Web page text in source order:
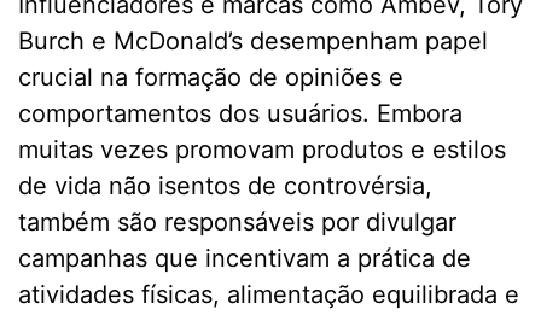
Burch e McDonald’s desempenham papel
crucial na formação de opiniões e
comportamentos dos usuários. Embora
muitas vezes promovam produtos e estilos
de vida não isentos de controvérsia,
também são responsáveis por divulgar
campanhas que incentivam a prática de
atividades físicas, alimentação equilibrada e